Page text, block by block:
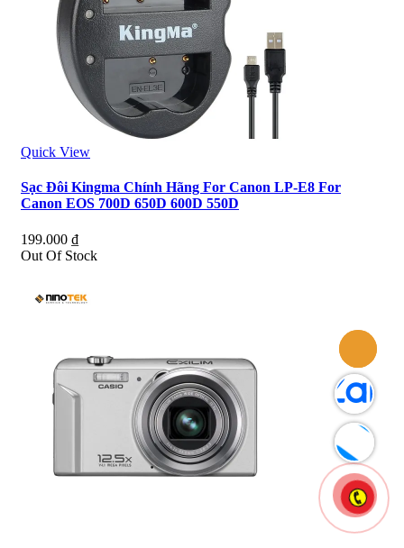
Quick View
Sạc Đôi Kingma Chính Hãng For Canon LP-E8 For
Canon EOS 700D 650D 600D 550D
199.000 ₫
Out Of Stock